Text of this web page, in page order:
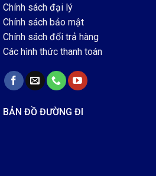
Chính sách đại lý
Chính sách bảo mật
Chính sách đổi trả hàng
Các hình thức thanh toán
BẢN ĐỒ ĐƯỜNG ĐI